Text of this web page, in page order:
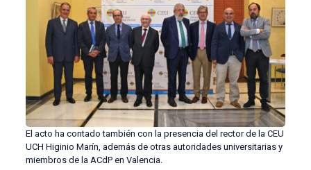
El acto ha contado también con la presencia del rector de la CEU
UCH Higinio Marín, además de otras autoridades universitarias y
miembros de la ACdP en Valencia.